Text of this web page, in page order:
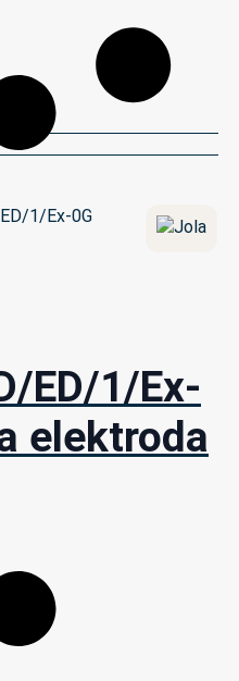
ED/1/Ex-
elektroda